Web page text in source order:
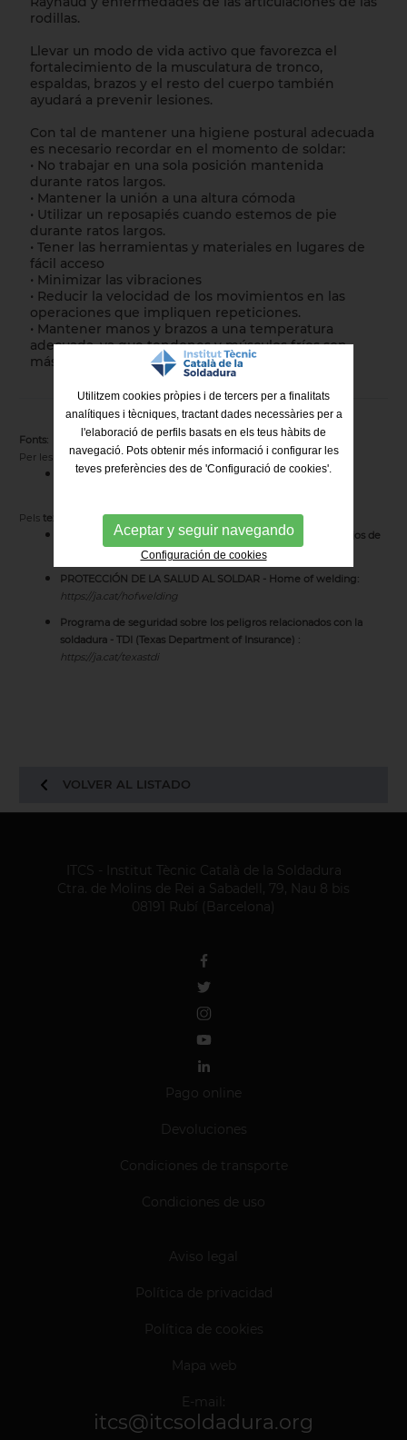
rodillas.
Llevar un modo de vida activo que favorezca el
fortalecimiento de la musculatura de tronco,
espaldas, brazos y el resto del cuerpo también
ayudará a prevenir lesiones.
Con tal de mantener una higiene postural adecuada
es necesario recordar en el momento de soldar:
• No trabajar en una sola posición mantenida
durante ratos largos.
• Mantener la unión a una altura cómoda
• Utilizar un reposapiés cuando estemos de pie
durante ratos largos.
• Tener las herramientas y materiales en lugares de
fácil acceso
• Minimizar las vibraciones
• Reducir la velocidad de los movimientos en las
operaciones que impliquen repeticiones.
• Mantener manos y brazos a una temperatura
adecuada, ya que tendones y músculos fríos son
más vulnerables a los pequeños traumatismos.
Fonts:
Per les
il·lustracions:
Basades enfotografies d'Alexander Binzel Schweisstechnik
Pels textos:
¡Suelda seguro! “Guía de prevención de riesgos en los trabajos de
soldadura” - Diputació de León: https://ja.cat/dipuleon
PROTECCIÓN DE LA SALUD AL SOLDAR - Home of welding:
https://ja.cat/hofwelding
Programa de seguridad sobre los peligros relacionados con la
soldadura - TDI (Texas Department of Insurance) :
https://ja.cat/texastdi
VOLVER AL LISTADO
ITCS - Institut Tècnic Català de la Soldadura
Ctra. de Molins de Rei a Sabadell, 79, Nau 8 bis
08191 Rubí (Barcelona)
Pago online
Devoluciones
Condiciones de transporte
Condiciones de uso
Aviso legal
Política de privacidad
Política de cookies
Mapa web
E-mail:
itcs@itcsoldadura.org
Utilitzem cookies pròpies i de tercers per a finalitats
analítiques i tècniques, tractant dades necessàries per a
l'elaboració de perfils basats en els teus hàbits de
navegació. Pots obtenir més informació i configurar les
teves preferències des de 'Configuració de cookies'.
Aceptar y seguir navegando
Configuración de cookies